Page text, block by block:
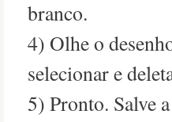
branco.
4) Olhe o
selecionar e
5) Pronto. Salve